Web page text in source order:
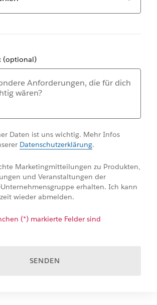
(optional)
Daten ist uns wichtig. Mehr Infos
Datenschutzerklärung.
Marketingmitteilungen zu Produkten,
und Veranstaltungen der
Unternehmensgruppe erhalten. Ich kann
wieder abmelden.
(*) markierte Felder sind
SENDEN